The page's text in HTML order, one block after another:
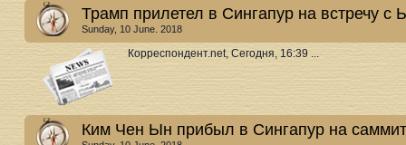
Трамп прилетел в Сингапур на встречу с
Sunday, 10 June. 2018
Корреспондент.net, Сегодня, 16:39 ...
Ким Чен Ын прибыл в Сингапур на